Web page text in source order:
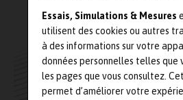
Essais, Simulations & Mesures
utilisent des cookies ou autres
à des informations sur votre
données personnelles telles que
les pages que vous consultez.
permet d’améliorer votre